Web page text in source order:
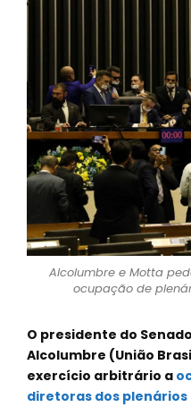
Alcolumbre e Motta
ocupação de
O presidente do
Alcolumbre (União
exercício arbitrário a
diretoras dos plenários